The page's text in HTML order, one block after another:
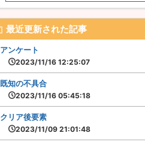
最近更新された記事
アンケート
2023/11/16 12:25:07
既知の不具合
2023/11/16 05:45:18
クリア後要素
2023/11/09 21:01:48